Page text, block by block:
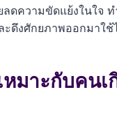
ดความขัดแย้งในใจ ท
ดึงศักยภาพออกมาใช้
หมาะกับคนเ